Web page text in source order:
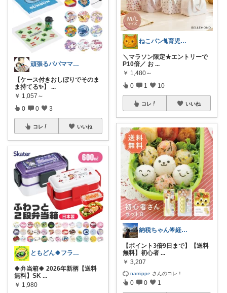
頑張るパパママ応援隊@育児・子供用品紹介
【ケース付きおしぼりでそのま
ま持てる✨】 ...
￥ 1,057～
0 0 3
コレ いいね
ともどん🍀フライパン料理ある暮らし🍳
🍀弁当箱🍀 2026年新柄【送料
無料】SK ...
￥ 1,980
ねこパン🐈育児お助け
＼マラソン限定★エントリーで
P10倍／ お ...
￥ 1,480～
0 1 10
コレ いいね
納税ちゃん🌟経由購入★
【ポイント3倍9日まで】【送料
無料】初心者 ...
￥ 3,207
namippe さんのコレ！
0 0 1